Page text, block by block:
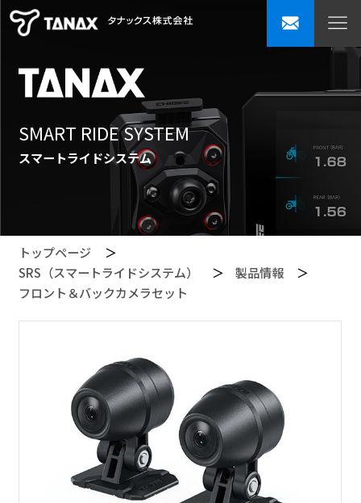
SMART RIDE SYSTEM
スマートライドシステム
トップページ
SRS（スマートライドシステム）
製品情報
フロント＆バックカメラセット